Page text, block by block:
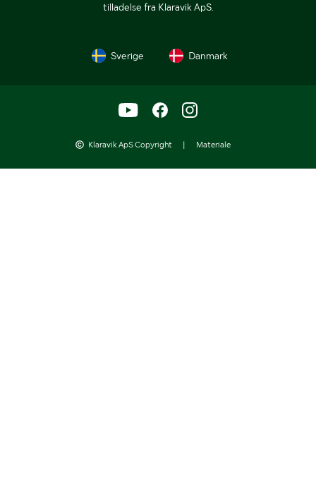
tilladelse fra Klaravik ApS.
Sverige Danmark
Klaravik ApS Copyright | Materiale